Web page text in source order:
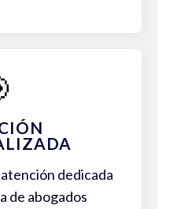
dedicada
de abogados